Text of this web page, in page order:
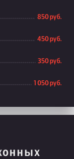
850 руб.
450 руб.
350 руб.
1 050 руб.